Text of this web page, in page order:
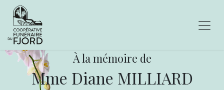
À la mémoire de
Mme Diane MILLIARD